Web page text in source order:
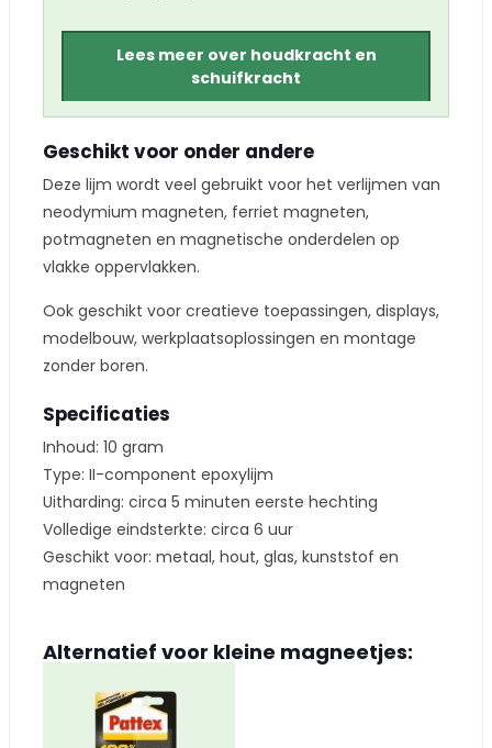
Lees meer over houdkracht en
schuifkracht
Geschikt voor onder andere
Deze lijm wordt veel gebruikt voor het verlijmen van
neodymium magneten, ferriet magneten,
potmagneten en magnetische onderdelen op
vlakke oppervlakken.
Ook geschikt voor creatieve toepassingen, displays,
modelbouw, werkplaatsoplossingen en montage
zonder boren.
Specificaties
Inhoud: 10 gram
Type: II-component epoxylijm
Uitharding: circa 5 minuten eerste hechting
Volledige eindsterkte: circa 6 uur
Geschikt voor: metaal, hout, glas, kunststof en
magneten
Alternatief voor kleine magneetjes: